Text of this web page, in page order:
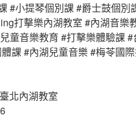
#小提琴個別課 #爵士鼓個別
打擊樂內湖教室 #內湖音樂
童音樂教育 #打擊樂體驗課
課 #內湖兒童音樂 #梅苓國
北內湖教室